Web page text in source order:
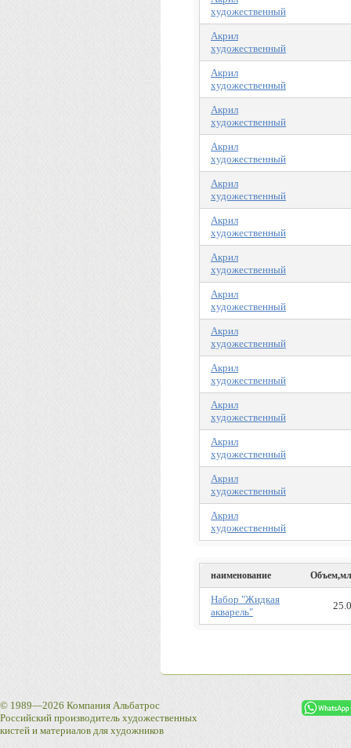
художественный
Акрил
художественный
Акрил
художественный
Акрил
художественный
Акрил
художественный
Акрил
художественный
Акрил
художественный
Акрил
художественный
Акрил
художественный
Акрил
художественный
Акрил
художественный
Акрил
художественный
Акрил
художественный
Акрил
художественный
Акрил
художественный
наименование Объем,мл
Набор "Жидкая
акварель"
25.0
© 1989—2026 Компания Альбатрос
Российский производитель художественных
кистей и материалов для художников